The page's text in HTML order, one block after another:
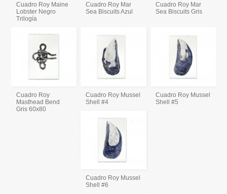
Cuadro Roy Maine
Lobster Negro
Trilogía
Cuadro Roy Mar
Sea Biscuits Azul
Cuadro Roy Mar
Sea Biscuits Gris
Cuadro Roy
Masthead Bend
Gris 60x80
Cuadro Roy Mussel
Shell #4
Cuadro Roy Mussel
Shell #5
Cuadro Roy Mussel
Shell #6